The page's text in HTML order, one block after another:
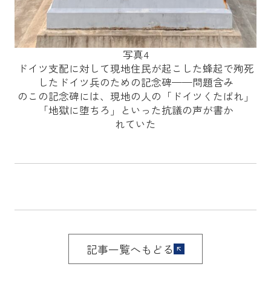
写真4
ドイツ支配に対して現地住民が起こした蜂起で殉死
したドイツ兵のための記念碑——問題含み
のこの記念碑には、現地の人の「ドイツくたばれ」
「地獄に堕ちろ」といった抗議の声が書か
れていた
記事一覧へもどる